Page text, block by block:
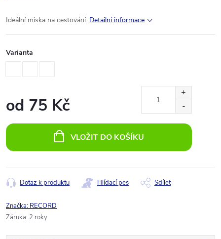
Ideální miska na cestování. Detailní informace
Varianta
od 75 Kč
cena:
VLOŽIT DO KOŠÍKU
Dotaz k produktu Hlídací pes Sdílet
Značka: RECORD
Záruka: 2 roky